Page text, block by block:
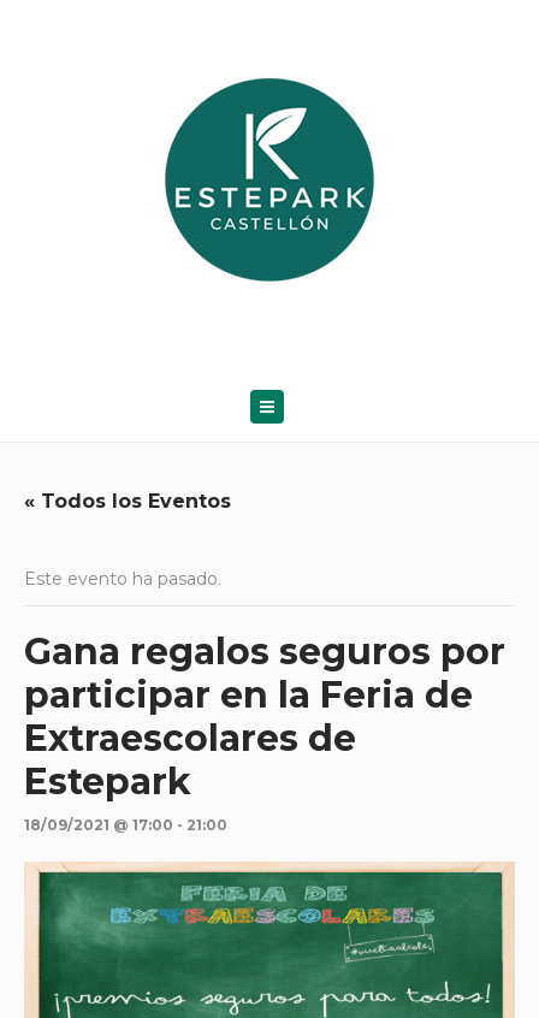
« Todos los Eventos
Este evento ha pasado.
Gana regalos seguros por
participar en la Feria de
Extraescolares de
Estepark
18/09/2021 @ 17:00 - 21:00